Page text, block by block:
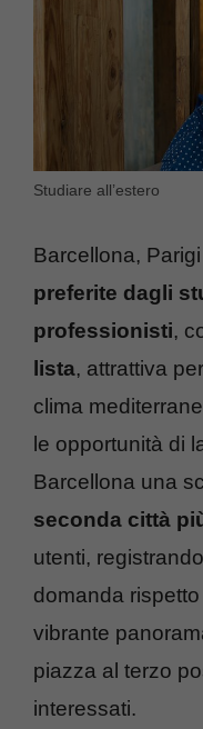
Studiare all’estero
Barcellona,
preferite dagli
professionisti,
lista, attrattiva
clima
le opportunità di
Barcellona una
seconda città
utenti,
domanda
vibrante
piazza al terzo
interessati.